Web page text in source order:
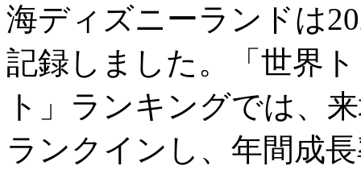
海ディズニーランドは
記録しました。「世界
ト」ランキングでは、
ランクインし、年間成